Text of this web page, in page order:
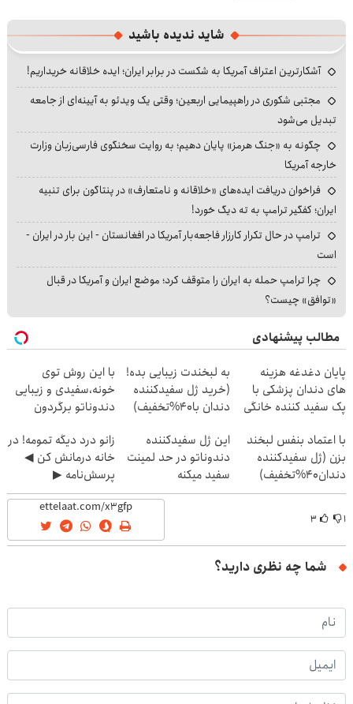
شاید ندیده باشید
آشکارترین اعتراف آمریکا به شکست در برابر ایران؛ ایده خلاقانه خریداریم!
مجتبی شکوری در راهپیمایی اربعین؛ وقتی یک ویدئو به آیینه‌ای از جامعه
تبدیل می‌شود
چگونه به «جنگ هرمز» پایان دهیم؛ به روایت سخنگوی فارسی‌زبان وزارت
خارجه آمریکا
فراخوان دریافت ایده‌های «خلاقانه و نامتعارف» در پنتاگون برای تنبیه
ایران؛ کفگیر ترامپ به ته دیگ خورد!
ترامپ در حال تکرار کارزار فاجعه‌بار آمریکا در افغانستان - این بار در ایران -
است
چرا ترامپ حمله به ایران را متوقف کرد؛ موضع ایران و آمریکا در قبال
«توافق» چیست؟
مطالب پیشنهادی
پایان دغدغه هزینه
های دندان پزشکی با
پک سفید کننده خانگی
به لبخندت زیبایی بده!
(خرید ژل سفیدکننده
دندان با40%تخفیف)
با این روش توی
خونه،سفیدی و زیبایی
دندوناتو برگردون
با اعتماد بنفس لبخند
بزن (ژل سفیدکننده
دندان40%تخفیف)
این ژل سفیدکننده
دندوناتو در حد لمینت
سفید میکنه
(40%تخفیف)
زانو درد دیگه تمومه! در
خانه درمانش کن ◀
پرسش‌نامه ▶
۱ ۳
شما چه نظری دارید؟